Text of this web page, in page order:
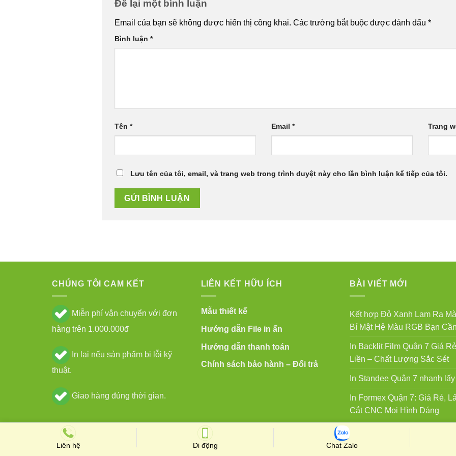
Để lại một bình luận
Email của bạn sẽ không được hiển thị công khai. Các trường bắt buộc được đánh dấu *
Bình luận *
Tên * Email * Trang
Lưu tên của tôi, email, và trang web trong trình duyệt này cho lần bình luận kế tiếp của tôi.
CHÚNG TÔI CAM KẾT
Miễn phí vận chuyển với đơn
hàng trên 1.000.000đ
In lại nếu sản phẩm bị lỗi kỹ
thuật.
Giao hàng đúng thời gian.
LIÊN KẾT HỮU ÍCH
Mẫu thiết kế
Hướng dẫn File in ấn
Hướng dẫn thanh toán
Chính sách bảo hành – Đổi trả
BÀI VIẾT MỚI
Kết hợp Đỏ Xanh Lam Ra
Bí Mật Hệ Màu RGB Bạn
In Backlit Film Quận 7 Giá
Liền – Chất Lượng Sắc Sét
In Standee Quận 7 nhanh
In Formex Quận 7: Giá Rẻ,
Cắt CNC Mọi Hình Dáng
Copyright 2024 ©
Liên hệ Di động Chat Zalo